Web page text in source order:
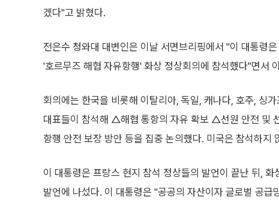
겠다"고 밝혔다.
전은수 청와대 대변인은 이날 서면브리핑에서 "이 대통령
'호르무즈 해협 자유항행' 화상 정상회의에 참석했다"면서
회의에는 한국을 비롯해 이탈리아, 독일, 캐나다, 호주, 싱
대표들이 참석해 △해협 통항의 자유 확보 △선원 안전 및
항행 안전 보장 방안 등을 집중 논의했다. 미국은 참석하지
이 대통령은 프랑스 현지 참석 정상들의 발언이 끝난 뒤, 화
발언에 나섰다. 이 대통령은 "공공의 자산이자 글로벌 공